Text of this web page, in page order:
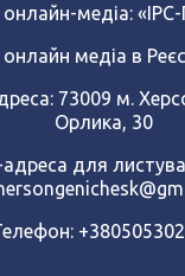
медіа:
онлайн медіа в
73009 м.
Орлика, 30
адреса для